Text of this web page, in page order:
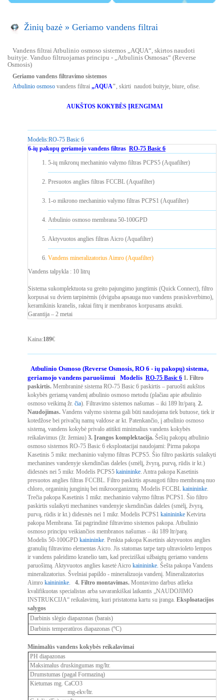
Žinių bazė » Geriamo vandens filtrai
Vandens filtrai Atbulinio osmoso sistemos „AQUA“, skirtos naudoti
buityje. Vanduo filtruojamas principu - „Atbulinis Osmosas“ (Reverse
Osmosis)
Geriamo vandens filtravimo sistemos
Atbulinio osmoso vandens filtrai „AQUA", skirti naudoti buityje, biure, ofise.
AUKŠTOS KOKYBĖS ĮRENGIMAI
Modelis:RO-75 Basic 6
6-ių pakopų geriamojo vandens filtras RO-75 Basic 6
5-ių mikronų mechaninio valymo filtras PCPS5 (Aquafilter)
Presuotos anglies filtras FCCBL (Aquafilter)
1-o mikrono mechaninio valymo filtras PCPS1 (Aquafilter)
Atbulinio osmoso membrana 50-100GPD
Aktyvuotos anglies filtras Aicro (Aquafilter)
Vandens mineralizatorius Aimro (Aquafilter)
Vandens talpykla : 10 litrų
Sistema sukomplektuota su greito pajungimo jungtimis (Quick Connect), filtro
korpusai su dviem tarpinėmis (dviguba apsauga nuo vandens prasiskverbimo),
keramikinis kranelis, raktai fitrų ir membranos korpusams atsukti.
Garantija – 2 metai
Kaina:189€
Atbulinio Osmoso (Reverse Osmosis, RO 6 - ių pakopų) sistema,
geriamojo vandens paruošimui Modelis RO-75 Basic 6 1. Filtro
paskirtis. Membraninė sistema RO-75 Basic 6 paskirtis – paruošti aukštos
kokybės geriamą vandenį atbulinio osmoso metodu (plačiau apie atbulinio
osmoso veikimą žr. čia). Filtravimo sistemos našumas – iki 189 ltr/parą. 2.
Naudojimas. Vandens valymo sistema gali būti naudojama tiek butuose, tiek ir
kotedžose bei privačių namų valdose ar kt. Patenkančio, į atbulinio osmoso
sistemą, vandens kokybė privalo atitikti minimalius vandens kokybės
reikalavimus (žr. žemiau) 3. Įrangos komplektacija. Šešių pakopų atbulinio
osmoso sistemos RO-75 Basic 6 eksploatacijai naudojami: Pirma pakopa
Kasetinis 5 mikr. mechaninio valymo filtras PCPS5. Šio filtro paskirtis sulaikyti
mechanines vandenyje skendinčias daleles (smėlį, žvyrą, purvą, rūdis ir kt.)
didesnės nei 5 mikr. Modelis PCPS5 kainininke. Antra pakopa Kasetinis
presuotos anglies filtras FCCBL. Filtro paskirtis apsaugoti filtro membraną nuo
chloro, organinių junginių bei mikroorganizmų. Modelis FCCBL kainininke.
Trečia pakopa Kasetinis 1 mikr. mechaninio valymo filtras PCPS1. Šio filtro
paskirtis sulaikyti mechanines vandenyje skendinčias daleles (smėlį, žvyrą,
purvą, rūdis ir kt.) didesnės nei 1 mikr. Modelis PCPS1 kainininke Ketvirta
pakopa Membrana. Tai pagrindinė filtravimo sistemos pakopa. Atbulinio
osmoso principu veikiančios membranos našumas – iki 189 ltr/parą.
Modelis 50-100GPD kainininke. Penkta pakopa Kasetinis aktyvuotos anglies
granulių filtravimo elementas Aicro. Jis statomas tarpe tarp ultravioleto lempos
ir vandens paleidimo kranelio tam, kad preciziškai užbaigtų geriamo vandens
paruošimą. Aktyvuotos anglies kasetė Aicro kainininke. Šešta pakopa Vandens
mineralizatorius. Švelniai papildo - mineralizuoja vandenį. Mineralizatorius
Aimro kainininke. 4. Filtro montavimas. Montavimo darbus atlieka
kvalifikuotas specialistas arba savarankiškai laikantis „NAUDOJIMO
INSTRUKCIJA“ reikalavimų, kuri pristatoma kartu su įranga. Eksploatacijos
salygos
Darbinis slėgio diapazonas (barais)
Darbinis temperatūros diapazonas (ºC)
Minimalūs vandens kokybės reikalavimai
PH diapazonas
Maksimalus druskingumas mg/ltr.
Drumstumas (pagal Formaziną)
Kietumas mg. СаСО3
mg-ekv/ltr.